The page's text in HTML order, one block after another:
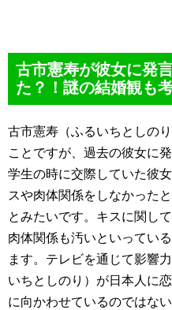
古市憲寿が彼女に発
た？！謎の結婚観も考
古市憲寿（ふるいちとしの
ことですが、過去の彼女に
学生の時に交際していた彼
スや肉体関係をしなかった
とみたいです。キスに関し
肉体関係も汚いといってい
ます。テレビを通じて影響
いちとしのり）が日本人に
に向かわせているのではな